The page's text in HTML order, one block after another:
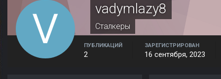
vadymlazy8
Сталкеры
ПУБЛИКАЦИЙ
2
ЗАРЕГИСТРИРОВАН
16 сентября, 2023